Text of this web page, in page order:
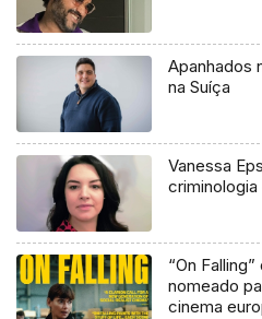
Apanhados
na Suíça
Vanessa
criminologia
“On
nomeado
cinema